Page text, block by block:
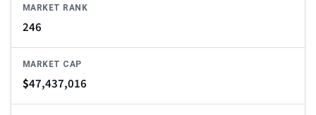
MARKET RANK
246
MARKET CAP
$47,437,016